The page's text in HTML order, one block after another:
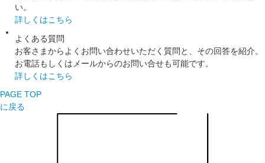
い。
詳しくはこちら
よくある質問
お客さまからよくお問い合わせいただく質問と、その回答を紹介。
お電話もしくはメールからのお問い合せも可能です。
詳しくはこちら
PAGE TOP
に戻る